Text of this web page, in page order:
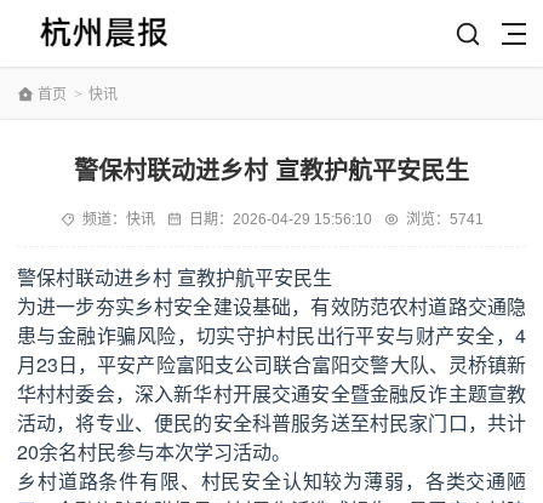
首页 > 快讯
警保村联动进乡村 宣教护航平安民生
频道： 快讯 日期： 2026-04-29 15:56:10 浏览：5741
警保村联动进乡村 宣教护航平安民生
为进一步夯实乡村安全建设基础，有效防范农村道路交通隐
患与金融诈骗风险，切实守护村民出行平安与财产安全，4
月23日，平安产险富阳支公司联合富阳交警大队、灵桥镇新
华村村委会，深入新华村开展交通安全暨金融反诈主题宣教
活动，将专业、便民的安全科普服务送至村民家门口，共计
20余名村民参与本次学习活动。
乡村道路条件有限、村民安全认知较为薄弱，各类交通陋